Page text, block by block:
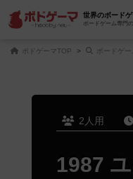
世界のボード
ボードゲーム専門
ボドゲーマTOP ボードゲー
2人用
1987